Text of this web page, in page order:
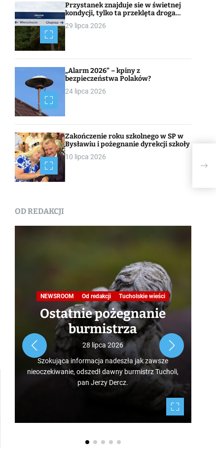
Przystanek znajduje sie w świetnej
kondycji, tylko ta przeklęta droga…
29 lipca 2026
„Alarm 2026” – kpiny z
bezpieczeństwa Polaków?
24 lipca 2026
Zakończenie roku szkolnego w SP w
Bysławiu i pożegnanie dyrekcji szkoły
10 lipca 2026
OD REDAKCJI
NEWSROOM Od redakcji Tucholskie wieści
Ostatnie pożegnanie
burmistrza
28 lipca 2026
Szokująca informacja nadeszła jak zawsze
nieoczekiwanie, odszedł dawny burmistrz Tucholi,
pan Jerzy Dercz.